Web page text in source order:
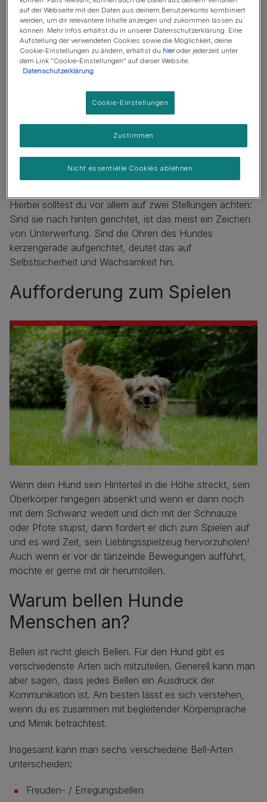
Hierbei solltest du vor allem auf zwei Stellungen achten:
Sind sie nach hinten gerichtet, ist das meist ein Zeichen
von Unterwerfung. Sind die Ohren des Hundes
kerzengerade aufgerichtet, deutet das auf
Selbstsicherheit und Wachsamkeit hin.
Aufforderung zum Spielen
Wenn dein Hund sein Hinterteil in die Höhe streckt, sein
Oberkörper hingegen absenkt und wenn er dann noch
mit dem Schwanz wedelt und dich mit der Schnauze
oder Pfote stupst, dann fordert er dich zum Spielen auf
und es wird Zeit, sein Lieblingsspielzeug hervorzuholen!
Auch wenn er vor dir tänzelnde Bewegungen aufführt,
möchte er gerne mit dir herumtollen.
Warum bellen Hunde
Menschen an?
Bellen ist nicht gleich Bellen. Für den Hund gibt es
verschiedenste Arten sich mitzuteilen. Generell kann man
aber sagen, dass jedes Bellen ein Ausdruck der
Kommunikation ist. Am besten lässt es sich verstehen,
wenn du es zusammen mit begleitender Körpersprache
und Mimik betrachtest.
Insgesamt kann man sechs verschiedene Bell-Arten
unterscheiden:
Freuden- / Erregungsbellen
auf der Webseite mit den Daten aus deinem Benutzerkonto kombiniert
werden, um dir relevantere Inhalte anzeigen und zukommen lassen zu
können. Mehr Infos erhältst du in unserer Datenschutzerklärung. Eine
Aufstellung der verwendeten Cookies sowie die Möglichkeit, deine
Cookie-Einstellungen zu ändern, erhältst du hieroder jederzeit unter
dem Link "Cookie-Einstellungen" auf dieser Website.
Datenschutzerklärung
Cookie-Einstellungen
Nicht essentielle Cookies ablehnen
Zustimmen